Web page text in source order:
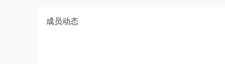
成员动态